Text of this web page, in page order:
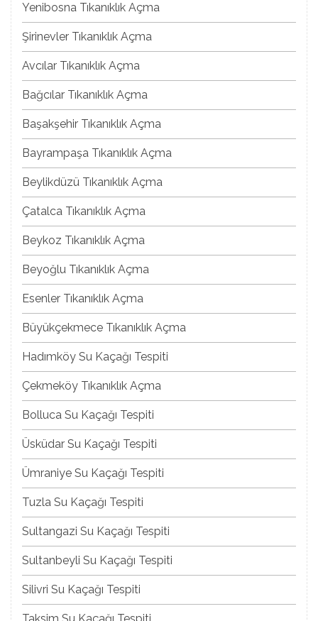
Yenibosna Tıkanıklık Açma
Şirinevler Tıkanıklık Açma
Avcılar Tıkanıklık Açma
Bağcılar Tıkanıklık Açma
Başakşehir Tıkanıklık Açma
Bayrampaşa Tıkanıklık Açma
Beylikdüzü Tıkanıklık Açma
Çatalca Tıkanıklık Açma
Beykoz Tıkanıklık Açma
Beyoğlu Tıkanıklık Açma
Esenler Tıkanıklık Açma
Büyükçekmece Tıkanıklık Açma
Hadımköy Su Kaçağı Tespiti
Çekmeköy Tıkanıklık Açma
Bolluca Su Kaçağı Tespiti
Üsküdar Su Kaçağı Tespiti
Ümraniye Su Kaçağı Tespiti
Tuzla Su Kaçağı Tespiti
Sultangazi Su Kaçağı Tespiti
Sultanbeyli Su Kaçağı Tespiti
Silivri Su Kaçağı Tespiti